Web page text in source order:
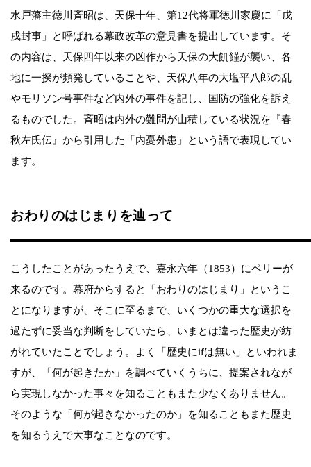
水戸藩主徳川斉昭は、天保十年、第12代将軍徳川家慶に「戊
戌封事」と呼ばれる幕政改革の意見書を提出しています。そ
の内容は、天保四年以来の凶作から天保の大飢饉が襲い、各
地に一揆が頻発していることや、天保八年の大塩平八郎の乱
やモリソン号事件など内外の事件を記し、国防の強化を訴え
るものでした。斉昭は内外の難問が山積している状況を『春
秋左氏伝』から引用した「内憂外患」という語で表現してい
ます。
おわりのはじまりを辿って
こうしたことがあったうえで、嘉永六年（1853）にペリーが
来るのです。幕府からすると「おわりのはじまり」というこ
とになりますが、そこに至るまで、いくつかの重大な選択を
過たずに妥当な判断をしていたら、いまとは違った歴史が紡
がれていたことでしょう。よく「歴史にifは無い」といわれま
すが、「何が起きたか」を調べていくうちに、提案されなが
ら実現しなかった事々を知ることもまた少なくありません。
そのような「何が起きなかったのか」を知ることもまた歴史
を知るうえで大事なことなのです。